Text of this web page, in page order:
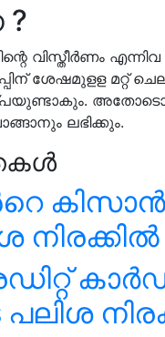
വിസ്തീര്‍ണം
ശേഷമുളള
ലഭിക്കും.